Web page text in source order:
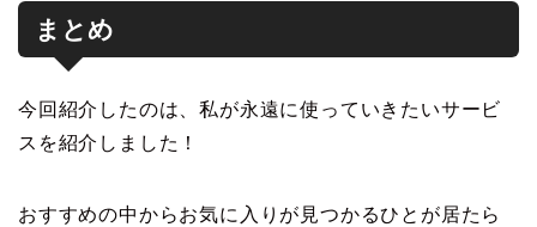
まとめ
今回紹介したのは、私が永遠に使っていきたいサービ
スを紹介しました！
おすすめの中からお気に入りが見つかるひとが居たら